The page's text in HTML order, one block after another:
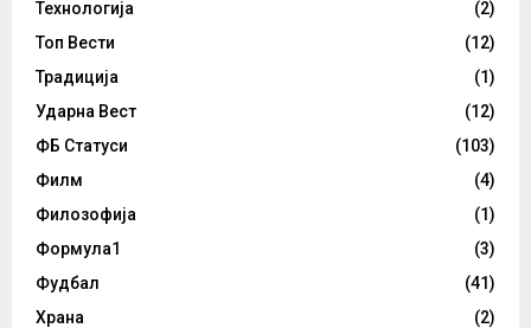
Технологија
(2)
Топ Вести
(12)
Традиција
(1)
Ударна Вест
(12)
ФБ Статуси
(103)
Филм
(4)
Филозофија
(1)
Формула1
(3)
Фудбал
(41)
Храна
(2)